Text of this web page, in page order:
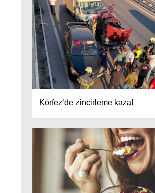
Körfez’de zincirleme kaza!